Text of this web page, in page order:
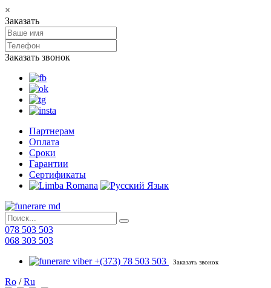
×
Заказать
Заказать звонок
Партнерам
Оплата
Сроки
Гарантии
Сертификаты
078 503 503
068 303 503
+(373) 78 503 503
Заказать звонок
Ro /Ru